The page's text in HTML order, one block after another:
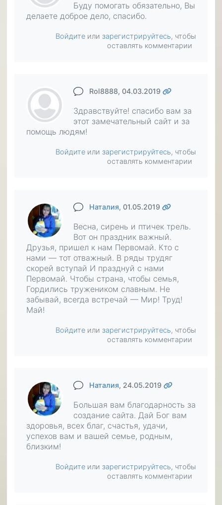
Буду помогать обязательно, Вы
делаете доброе дело, спасибо.
Войдите или зарегистрируйтесь, чтобы
оставлять комментарии
Rol8888, 04.03.2019
Здравствуйте! спасибо вам за
этот замечательный сайт и за
помощь людям!
Войдите или зарегистрируйтесь, чтобы
оставлять комментарии
Наталия, 01.05.2019
Весна, сирень и птичек трель.
Вот он праздник важный.
Друзья, пришел к нам Первомай. Кто с
нами — тот отважный. В ряды трудяг
скорей вступай И празднуй с нами
Первомай. Чтобы страна, чтобы семья,
Гордились тружеником славным. Не
забывай, всегда встречай — Мир! Труд!
Май!
Войдите или зарегистрируйтесь, чтобы
оставлять комментарии
Наталия, 24.05.2019
Большая вам благодарность за
создание сайта. Дай Бог вам
здоровья, всех благ, счастья, удачи,
успехов вам и вашей семье, родным,
близким!
Войдите или зарегистрируйтесь, чтобы
оставлять комментарии